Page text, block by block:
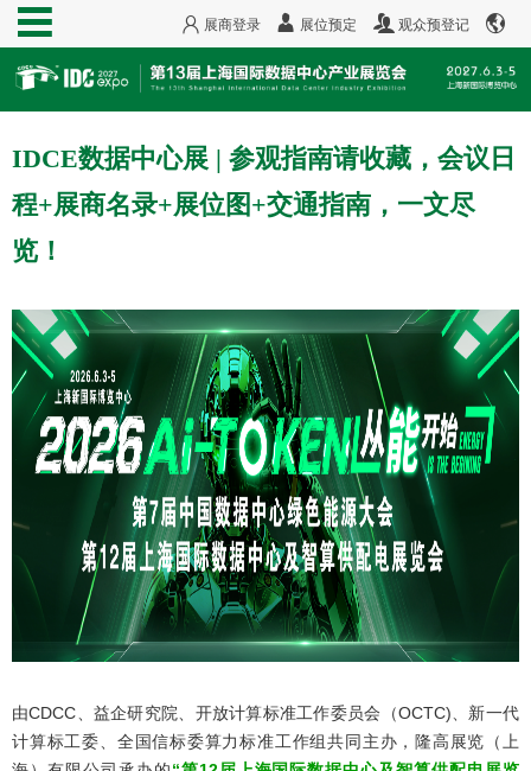
展商登录 展位预定 观众预登记
IDCE数据中心展 | 参观指南请收藏，会议日
程+展商名录+展位图+交通指南，一文尽
览！
由CDCC、益企研究院、开放计算标准工作委员会（OCTC)、新一代
计算标工委、全国信标委算力标准工作组共同主办，隆高展览（上